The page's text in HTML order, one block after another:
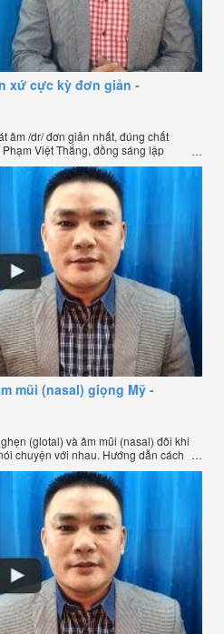
xứ cực kỳ đơn giản -
âm /dr/ đơn giản nhất, đúng chất
Việt Thắng, đồng sáng lập
Anh trực tuyến chặt chẽ nhất thế
mũi (nasal) giọng Mỹ -
(glotal) và âm mũi (nasal) đôi khi
chuyện với nhau. Hướng dẫn cách
pháp đọc tách ghép âm đặc biệt
lập HelloChao.vn - Chương trình
thế giới.